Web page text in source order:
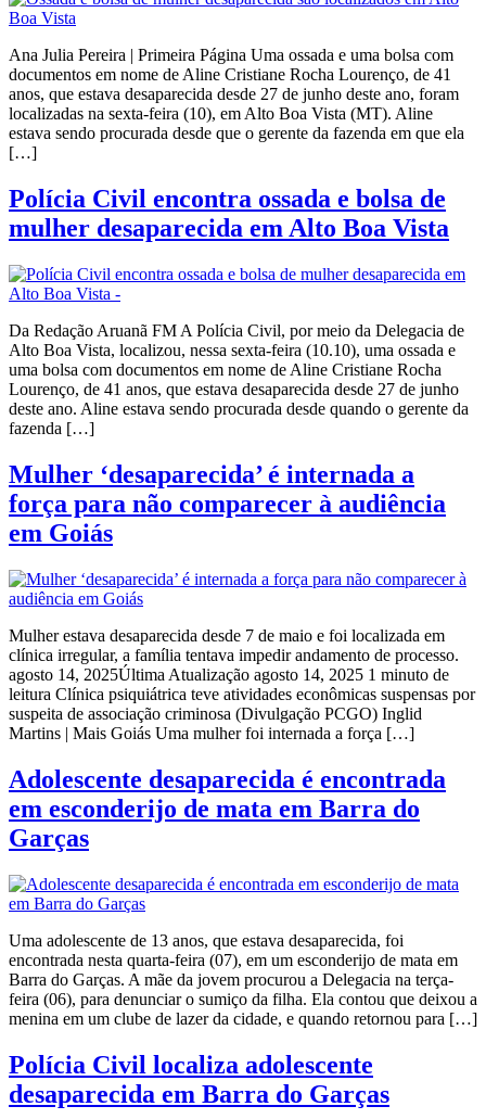
Ana Julia Pereira | Primeira Página Uma ossada e uma bolsa com
documentos em nome de Aline Cristiane Rocha Lourenço, de 41
anos, que estava desaparecida desde 27 de junho deste ano, foram
localizadas na sexta-feira (10), em Alto Boa Vista (MT). Aline
estava sendo procurada desde que o gerente da fazenda em que ela
[…]
Polícia Civil encontra ossada e bolsa de
mulher desaparecida em Alto Boa Vista
Da Redação Aruanã FM A Polícia Civil, por meio da Delegacia de
Alto Boa Vista, localizou, nessa sexta-feira (10.10), uma ossada e
uma bolsa com documentos em nome de Aline Cristiane Rocha
Lourenço, de 41 anos, que estava desaparecida desde 27 de junho
deste ano. Aline estava sendo procurada desde quando o gerente da
fazenda […]
Mulher ‘desaparecida’ é internada a
força para não comparecer à audiência
em Goiás
Mulher estava desaparecida desde 7 de maio e foi localizada em
clínica irregular, a família tentava impedir andamento de processo.
agosto 14, 2025Última Atualização agosto 14, 2025 1 minuto de
leitura Clínica psiquiátrica teve atividades econômicas suspensas por
suspeita de associação criminosa (Divulgação PCGO) Inglid
Martins | Mais Goiás Uma mulher foi internada a força […]
Adolescente desaparecida é encontrada
em esconderijo de mata em Barra do
Garças
Uma adolescente de 13 anos, que estava desaparecida, foi
encontrada nesta quarta-feira (07), em um esconderijo de mata em
Barra do Garças. A mãe da jovem procurou a Delegacia na terça-
feira (06), para denunciar o sumiço da filha. Ela contou que deixou a
menina em um clube de lazer da cidade, e quando retornou para […]
Polícia Civil localiza adolescente
desaparecida em Barra do Garças